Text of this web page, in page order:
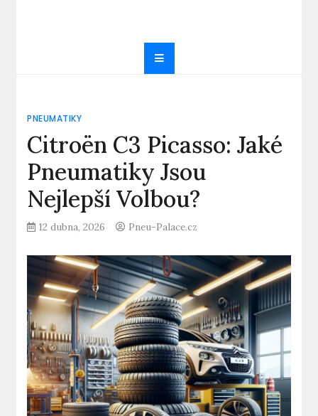
PNEUMATIKY
Citroën C3 Picasso: Jaké
Pneumatiky Jsou
Nejlepší Volbou?
12 dubna, 2026 Pneu-Palace.cz